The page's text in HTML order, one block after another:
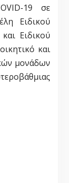
19σε
Ειδικού
Ειδικού
και
μονάδων